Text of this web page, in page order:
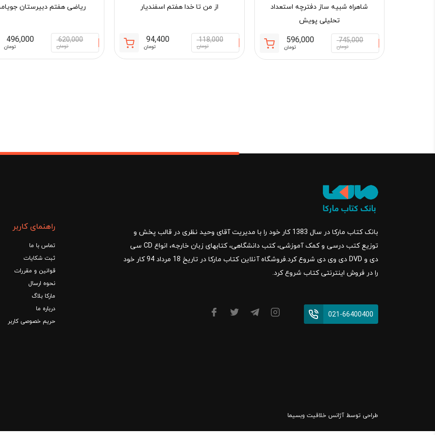
شاهراه شبیه ساز دفترچه استعداد
تحلیلی پویش
745,000
تومان
قیمت
اصلی:
596,000
تومان
قیمت
فعلی:
از من تا خدا هفتم اسفندیار
118,000
تومان
اصلی:
94,400
تومان
فعلی:
ریاضی هفتم دبیرستان
620,000
تومان
496,000
تومان
بانک کتاب مارکا در سال 1383 کار خود را با مدیریت آقای وحید نظری در قالب پخش و
توزیع کتب درسی و کمک آموزشی، کتب دانشگاهی، کتابهای زبان خارجه، انواع CD سی
دی و DVD دی وی دی شروع کرد.فروشگاه آنلاین کتاب مارکا در تاریخ 18 مرداد 94 کار خود
را در فروش اینترنتی کتاب شروع کرد.
021-66400400
راهنمای کاربر
تماس با ما
ثبت شکایات
قوانین و مقررات
نحوه ارسال
مارکا بلاگ
درباره ما
حریم خصوصی کاربر
طراحی توسط آژانس خلاقیت وبسیما